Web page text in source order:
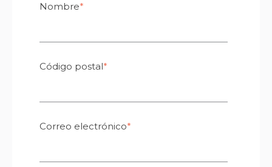
Nombre*
Código postal*
Correo electrónico*